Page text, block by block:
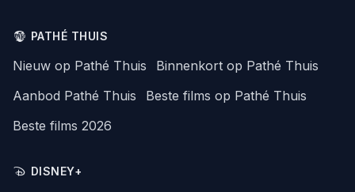
PATHÉ THUIS
Nieuw op Pathé Thuis
Binnenkort op Pathé Thuis
Aanbod Pathé Thuis
Beste films op Pathé Thuis
Beste films 2026
DISNEY+